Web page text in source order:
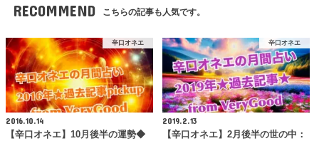
RECOMMEND こちらの記事も人気です。
辛口オネエ
2016.10.14
【辛口オネエ】10月後半の運勢◆
辛口オネエ
2019.2.13
【辛口オネエ】2月後半の世の中：